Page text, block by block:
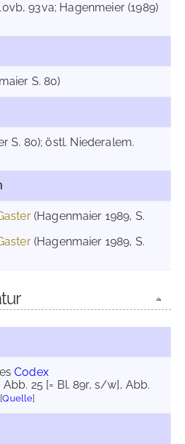
93va; Hagenmeier (1989)
S. 80)
S. 80); östl. Niederalem.
(Hagenmaier 1989, S.
(Hagenmaier 1989, S.
Codex
Abb. 25 [= Bl. 89r, s/w], Abb.
[Quelle]